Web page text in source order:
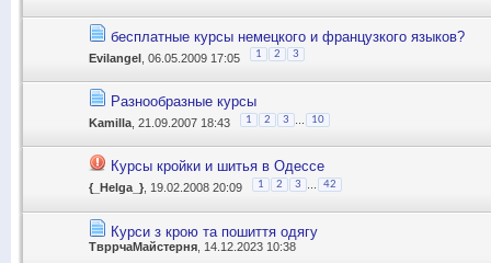
бесплатные курсы немецкого и французкого языков?
Evilangel , 06.05.2009 17:05 1 2 3
Разнообразные курсы
Kamilla , 21.09.2007 18:43 1 2 3 10
Курсы кройки и шитья в Одессе
{_Helga_} , 19.02.2008 20:09 1 2 3 42
Курси з крою та пошиття одягу
ТвррчаМайстерня , 14.12.2023 10:38